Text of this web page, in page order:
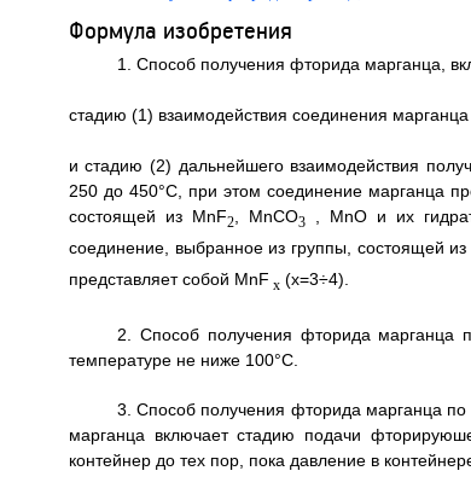
Формула изобретения
1. Способ получения фторида марганца,
стадию (1) взаимодействия соединения
и стадию (2) дальнейшего взаимодействия
250 до 450°С, при этом соединение марганца
состоящей из MnF2, MnCO3
, MnO и их
соединение, выбранное из группы, состоящей из
представляет собой MnF x(х=3÷4).
2. Способ получения фторида марганца
температуре не ниже 100°С.
3. Способ получения фторида марганца по
марганца включает стадию подачи
контейнер до тех пор, пока давление в